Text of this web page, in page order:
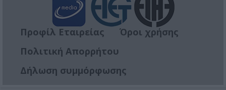
Προφίλ Εταιρείας
Όροι χρήσης
Πολιτική Απορρήτου
Δήλωση συμμόρφωσης